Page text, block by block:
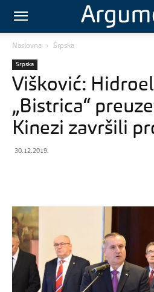
Naslovna Srpska
Srpska
Višković:
„Bistrica“
Kinezi završili
30.12.2019.